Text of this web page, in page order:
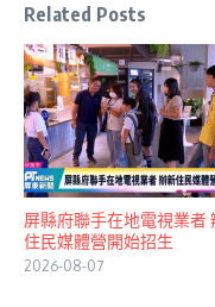
Related Posts
屏縣府聯手在地電視業者
住民媒體營開始招生
2026-08-07